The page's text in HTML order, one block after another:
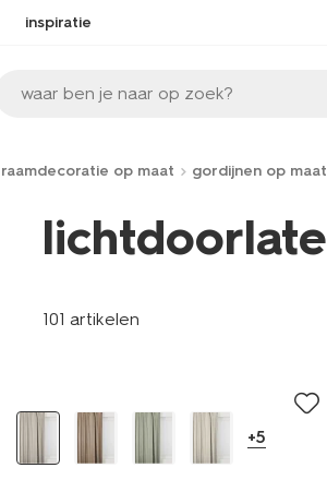
inspiratie
waar ben je naar op zoek?
raamdecoratie op maat gordijnen op maat
101 artikelen
+5